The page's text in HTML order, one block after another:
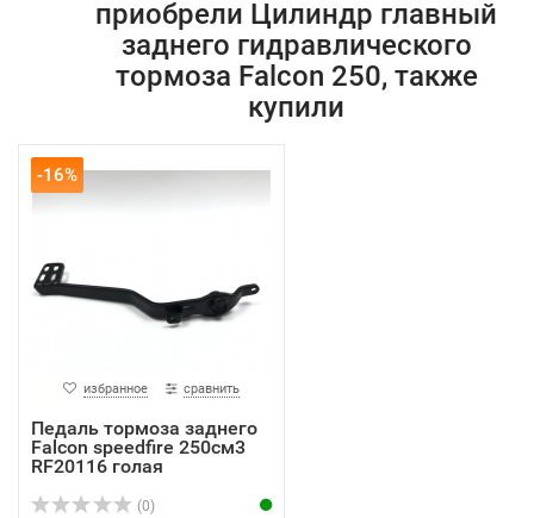
приобрели Цилиндр главный
заднего гидравлического
тормоза Falcon 250, также
купили
-16%
избранное сравнить
Педаль тормоза заднего
Falcon speedfire 250см3
RF20116 голая
(0)